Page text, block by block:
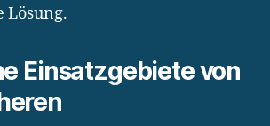
Einsatzgebiete von